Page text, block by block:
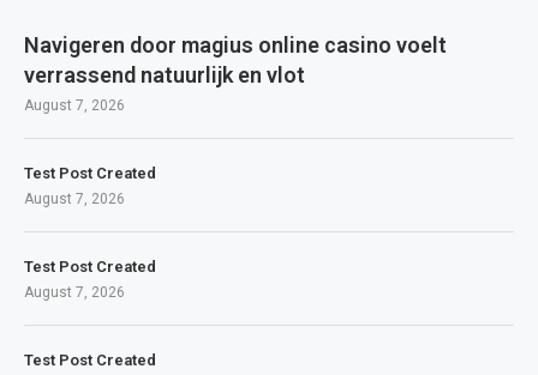
Navigeren door magius online casino voelt
verrassend natuurlijk en vlot
August 7, 2026
Test Post Created
August 7, 2026
Test Post Created
August 7, 2026
Test Post Created